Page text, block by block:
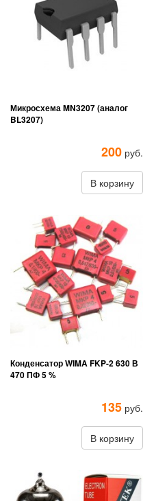
Микросхема MN3207 (аналог
BL3207)
200 руб.
В корзину
Конденсатор WIMA FKP-2 630 В
470 ПФ 5 %
135 руб.
В корзину